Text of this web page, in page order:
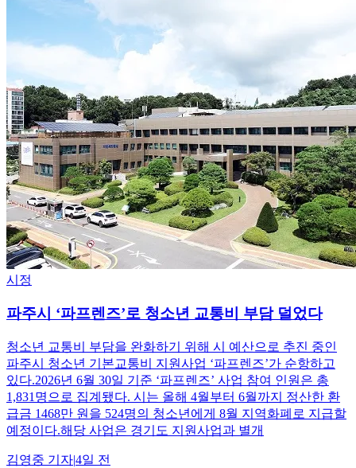
시정
파주시 ‘파프렌즈’로 청소년 교통비 부담 덜었다
청소년 교통비 부담을 완화하기 위해 시 예산으로 추진 중인
파주시 청소년 기본교통비 지원사업 ‘파프렌즈’가 순항하고
있다.2026년 6월 30일 기준 ‘파프렌즈’ 사업 참여 인원은 총
1,831명으로 집계됐다. 시는 올해 4월부터 6월까지 정산한 환
급금 1468만 원을 524명의 청소년에게 8월 지역화폐로 지급할
예정이다.해당 사업은 경기도 지원사업과 별개
김영중 기자|4일 전